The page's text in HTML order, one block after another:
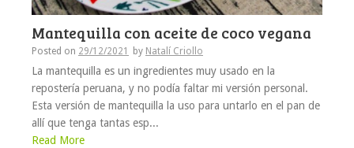
Mantequilla con aceite de coco vegana
Posted on 29/12/2021 by Natalí Criollo
La mantequilla es un ingredientes muy usado en la
repostería peruana, y no podía faltar mi versión personal.
Esta versión de mantequilla la uso para untarlo en el pan de
allí que tenga tantas esp...
Read More